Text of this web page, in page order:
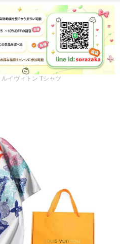
ルイヴィトン Tシャツ